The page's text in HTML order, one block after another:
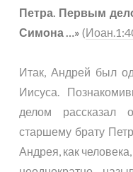
Петра. Первым
Симона …» (
Итак, Андрей был
Иисуса.
делом рассказал
старшему брату
Андрея, как